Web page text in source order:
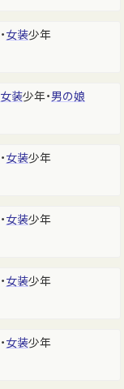
・女装少年
女装少年・男の娘
・女装少年
・女装少年
・女装少年
・女装少年